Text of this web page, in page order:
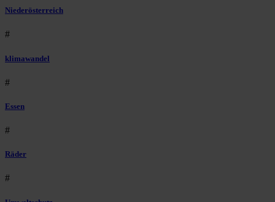
Niederösterreich
#
klimawandel
#
Essen
#
Räder
#